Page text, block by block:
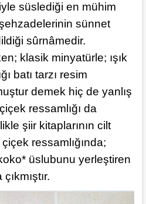
süslediği en mühim
sünnet
sûrnâmedir.
klasik minyatürle; ışık
batı tarzı resim
demek hiç de yanlış
ressamlığı da
şiir kitaplarının cilt
ressamlığında;
üslubunu yerleştiren